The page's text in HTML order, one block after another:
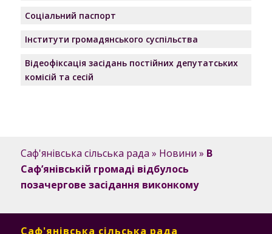
Соціальний паспорт
Інститути громадянського суспільства
Відеофіксація засідань постійних депутатських
комісій та сесій
Саф'янівська сільська рада » Новини » В
Саф’янівській громаді відбулось
позачергове засідання виконкому
Саф'янівська сільська рада